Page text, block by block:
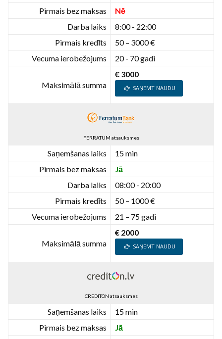
Pirmais bez maksas
Nē
Darba laiks
8:00 - 22:00
Pirmais kredīts
50 – 3000 €
Vecuma ierobežojums
20 - 70 gadi
Maksimālā summa
€ 3000
SAŅEMT NAUDU
FERRATUM atsauksmes
Saņemšanas laiks
15 min
Pirmais bez maksas
Jā
Darba laiks
08:00 - 20:00
Pirmais kredīts
50 – 1000 €
Vecuma ierobežojums
21 – 75 gadi
Maksimālā summa
€ 2000
SAŅEMT NAUDU
CREDITON atsauksmes
Saņemšanas laiks
15 min
Pirmais bez maksas
Jā